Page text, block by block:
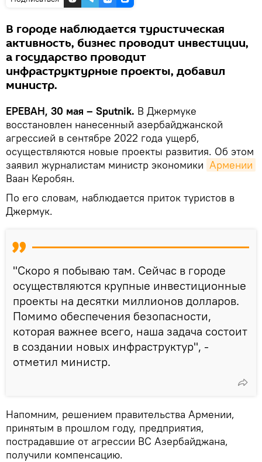
В городе наблюдается туристическая
активность, бизнес проводит инвестиции,
а государство проводит
инфраструктурные проекты, добавил
министр.
ЕРЕВАН, 30 мая – Sputnik. В Джермуке
восстановлен нанесенный азербайджанской
агрессией в сентябре 2022 года ущерб,
осуществляются новые проекты развития. Об этом
заявил журналистам министр экономики Армении
Ваан Керобян.
По его словам, наблюдается приток туристов в
Джермук.
"Скоро я побываю там. Сейчас в городе
осуществляются крупные инвестиционные
проекты на десятки миллионов долларов.
Помимо обеспечения безопасности,
которая важнее всего, наша задача состоит
в создании новых инфраструктур", -
отметил министр.
Напомним, решением правительства Армении,
принятым в прошлом году, предприятия,
пострадавшие от агрессии ВС Азербайджана,
получили компенсацию.